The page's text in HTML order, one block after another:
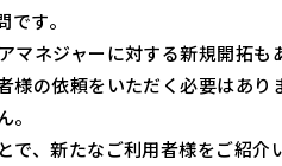
す。
マネジャーに対する新規開拓も
の依頼をいただく必要はあ
で、新たなご利用者様をご紹介